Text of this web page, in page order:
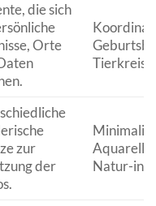
die sich
Orte
zur
der
Aquarell,
Natur-